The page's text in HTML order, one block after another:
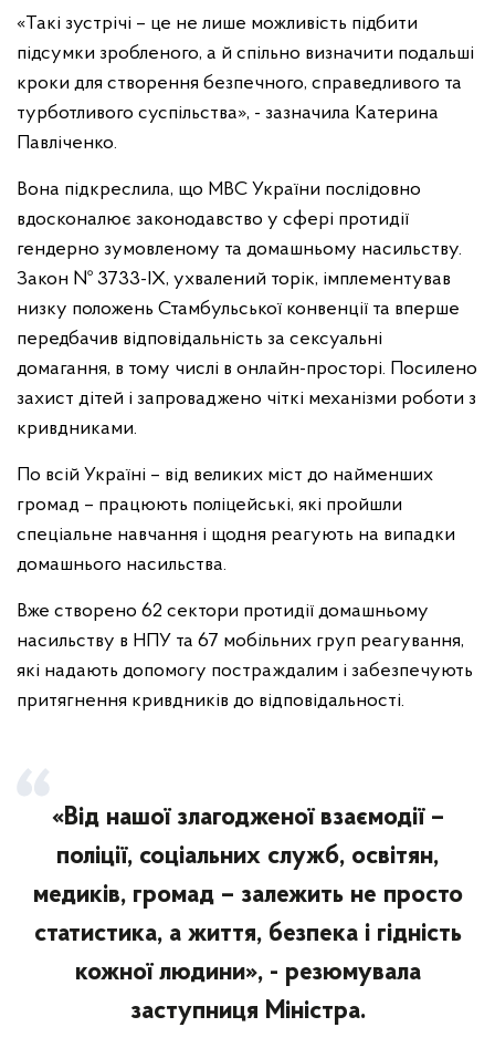
«Такі зустрічі – це не лише можливість підбити
підсумки зробленого, а й спільно визначити подальші
кроки для створення безпечного, справедливого та
турботливого суспільства», - зазначила Катерина
Павліченко.
Вона підкреслила, що МВС України послідовно
вдосконалює законодавство у сфері протидії
гендерно зумовленому та домашньому насильству.
Закон № 3733-ІХ, ухвалений торік, імплементував
низку положень Стамбульської конвенції та вперше
передбачив відповідальність за сексуальні
домагання, в тому числі в онлайн-просторі. Посилено
захист дітей і запроваджено чіткі механізми роботи з
кривдниками.
По всій Україні – від великих міст до найменших
громад – працюють поліцейські, які пройшли
спеціальне навчання і щодня реагують на випадки
домашнього насильства.
Вже створено 62 сектори протидії домашньому
насильству в НПУ та 67 мобільних груп реагування,
які надають допомогу постраждалим і забезпечують
притягнення кривдників до відповідальності.
«Від нашої злагодженої взаємодії –
поліції, соціальних служб, освітян,
медиків, громад – залежить не просто
статистика, а життя, безпека і гідність
кожної людини», - резюмувала
заступниця Міністра.